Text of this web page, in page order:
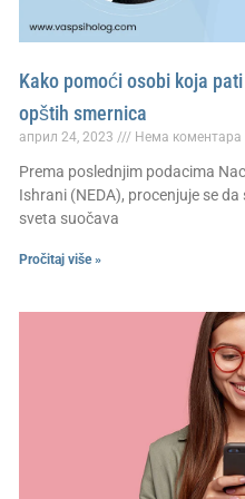
Kako pomoći osobi koja
opštih smernica
април 24, 2023 Нема коментара
Prema poslednjim podacima
Ishrani (NEDA), procenjuje se
sveta suočava
Pročitaj više »